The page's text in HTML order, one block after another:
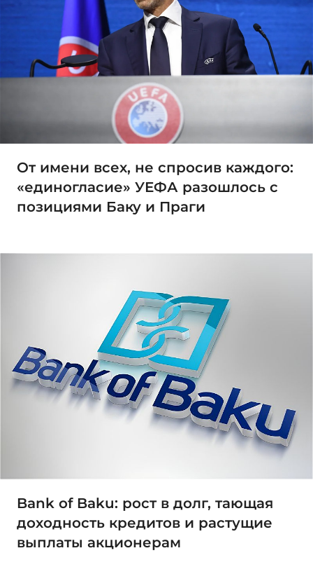
От имени всех, не спросив каждого:
«единогласие» УЕФА разошлось с
позициями Баку и Праги
Bank of Baku: рост в долг, тающая
доходность кредитов и растущие
выплаты акционерам